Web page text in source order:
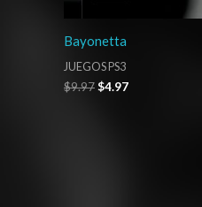
Bayonetta
JUEGOS PS3
$9.97$4.97